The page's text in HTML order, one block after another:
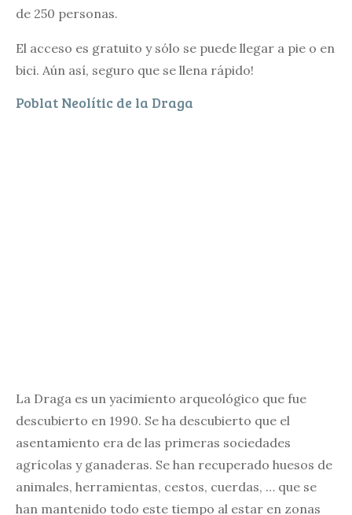
de 250 personas.
El acceso es gratuito y sólo se puede llegar a pie o en
bici. Aún así, seguro que se llena rápido!
Poblat Neolític de la Draga
La Draga es un yacimiento arqueológico que fue
descubierto en 1990. Se ha descubierto que el
asentamiento era de las primeras sociedades
agrícolas y ganaderas. Se han recuperado huesos de
animales, herramientas, cestos, cuerdas, … que se
han mantenido todo este tiempo al estar en zonas